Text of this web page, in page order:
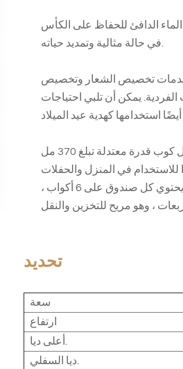
الدافئ للحفاظ على الكأس
في حالة مثالية وتمديد حياته.
تخصيص الشعار وتخصيص
الفردية. يمكن أن تلبي احتياجات
: لكل كوب قدرة معتدلة تبلغ 370 مل
للاستخدام في المنزل والحفلات
وغيرها من المناسبات ؛ يحتوي كل صندوق على 6 أكواب ،
تحديد
سعة
ارتفاع
أعلى ديا.
ديا السفلي.